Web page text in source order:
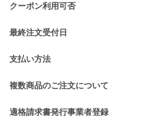
クーポン利用可否
最終注文受付日
支払い方法
複数商品のご注文について
適格請求書発行事業者登録